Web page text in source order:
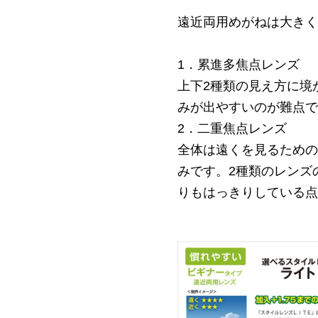
遠近両用めがねは大き
1．累進多焦点レンズ
上下2種類の見え方に境
みが出やすいのが難点
2．二重焦点レンズ
全体は遠くを見るため
みです。2種類のレンズ
りもはっきりしている